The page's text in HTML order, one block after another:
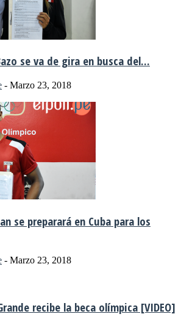
se va de gira en busca del...
- Marzo 23, 2018
se preparará en Cuba para los
- Marzo 23, 2018
recibe la beca olímpica [VIDEO]